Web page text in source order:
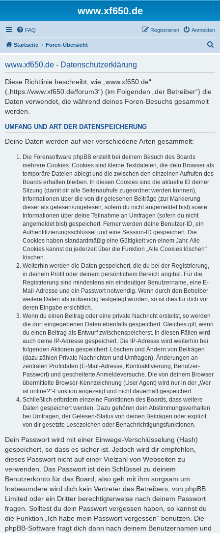
www.xf650.de
FAQ Anmelden
Registrieren
Startseite Foren-Übersicht
www.xf650.de - Datenschutzerklärung
Diese Richtlinie beschreibt, wie „www.xf650.de“
(„https://www.xf650.de/forum3“) (im Folgenden „der Betreiber“) die
Daten verwendet, die während deines Foren-Besuchs gesammelt
werden.
UMFANG UND ART DER DATENSPEICHERUNG
Deine Daten werden auf vier verschiedene Arten gesammelt:
Die Forensoftware phpBB erstellt bei deinem Besuch des Boards
mehrere Cookies. Cookies sind kleine Textdateien, die dein Browser als
temporäre Dateien ablegt und die zwischen den einzelnen Aufrufen des
Boards erhalten bleiben. In diesen Cookies sind die aktuelle ID deiner
Sitzung (damit dir alle Seitenaufrufe zugeordnet werden können),
Informationen über die von dir gelesenen Beiträge (zur Markierung
dieser als gelesen/ungelesen; sofern du nicht angemeldet bist) sowie
Informationen über deine Teilnahme an Umfragen (sofern du nicht
angemeldet bist) gespeichert. Ferner werden deine Benutzer-ID, ein
Authentifizierungsschlüssel und eine Session-ID gespeichert. Die
Cookies haben standardmäßig eine Gültigkeit von einem Jahr. Alle
Cookies kannst du jederzeit über die Funktion „Alle Cookies löschen“
löschen.
Weiterhin werden die Daten gespeichert, die du bei der Registrierung,
in deinem Profil oder deinem persönlichem Bereich angibst. Für die
Registrierung sind mindestens ein eindeutiger Benutzername, eine E-
Mail-Adresse und ein Passwort notwendig. Wenn durch den Betreiber
weitere Daten als notwendig festgelegt wurden, so ist dies für dich vor
deren Eingabe ersichtlich.
Wenn du einen Beitrag oder eine private Nachricht erstellst, so werden
die dort eingegebenen Daten ebenfalls gespeichert. Gleiches gilt, wenn
du einen Beitrag als Entwurf zwischenspeicherst. In diesen Fällen wird
auch deine IP-Adresse gespeichert. Die IP-Adresse wird weiterhin bei
folgenden Aktionen gespeichert: Löschen und Ändern von Beiträgen
(dazu zählen Private Nachrichten und Umfragen), Änderungen an
zentralen Profildaten (E-Mail-Adresse, Kontoaktivierung, Benutzer-
Passwort) und gescheiterte Anmeldeversuche. Die von deinem Browser
übermittelte Browser-Kennzeichnung (User Agent) wird nur in der „Wer
ist online?“-Funktion angezeigt und nicht dauerhaft gespeichert.
Schließlich erfordern einzelne Funktionen des Boards, dass weitere
Daten gespeichert werden. Dazu gehören dein Abstimmungsverhalten
bei Umfragen, der Gelesen-Status von deinen Beiträgen oder explizit
von dir gesetzte Lesezeichen oder Benachrichtigungsfunktionen.
Dein Passwort wird mit einer Einwege-Verschlüsselung (Hash)
gespeichert, so dass es sicher ist. Jedoch wird dir empfohlen,
dieses Passwort nicht auf einer Vielzahl von Webseiten zu
verwenden. Das Passwort ist dein Schlüssel zu deinem
Benutzerkonto für das Board, also geh mit ihm sorgsam um.
Insbesondere wird dich kein Vertreter des Betreibers, von phpBB
Limited oder ein Dritter berechtigterweise nach deinem Passwort
fragen. Solltest du dein Passwort vergessen haben, so kannst du
die Funktion „Ich habe mein Passwort vergessen“ benutzen. Die
phpBB-Software fragt dich dann nach deinem Benutzernamen und